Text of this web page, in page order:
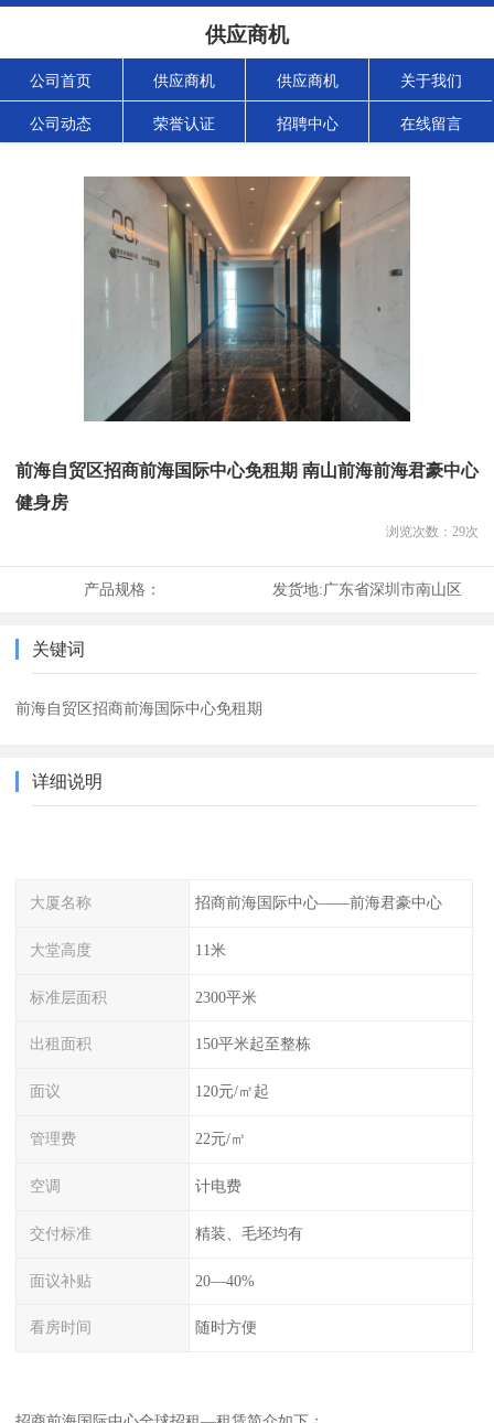
供应商机
公司首页 供应商机 供应商机 关于我们
公司动态 荣誉认证 招聘中心 在线留言
前海自贸区招商前海国际中心免租期 南山前海前海君豪中心
健身房
浏览次数： 29次
产品规格： 发货地:广东省深圳市南山区
关键词
前海自贸区招商前海国际中心免租期
详细说明
大厦名称 招商前海国际中心——前海君豪中心
大堂高度 11米
标准层面积 2300平米
出租面积 150平米起至整栋
面议 120元/㎡起
管理费 22元/㎡
空调 计电费
交付标准 精装、毛坯均有
面议补贴 20—40%
看房时间 随时方便